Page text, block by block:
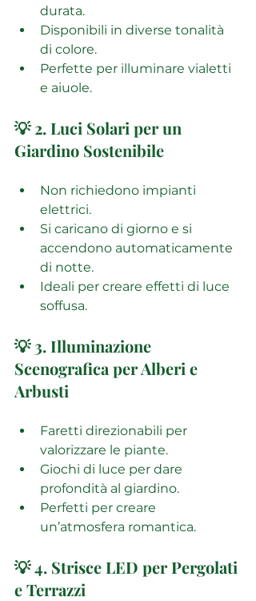
durata.
Disponibili in diverse tonalità
di colore.
Perfette per illuminare vialetti
e aiuole.
💡 2. Luci Solari per un
Giardino Sostenibile
Non richiedono impianti
elettrici.
Si caricano di giorno e si
accendono automaticamente
di notte.
Ideali per creare effetti di luce
soffusa.
💡 3. Illuminazione
Scenografica per Alberi e
Arbusti
Faretti direzionabili per
valorizzare le piante.
Giochi di luce per dare
profondità al giardino.
Perfetti per creare
un’atmosfera romantica.
💡 4. Strisce LED per Pergolati
e Terrazzi